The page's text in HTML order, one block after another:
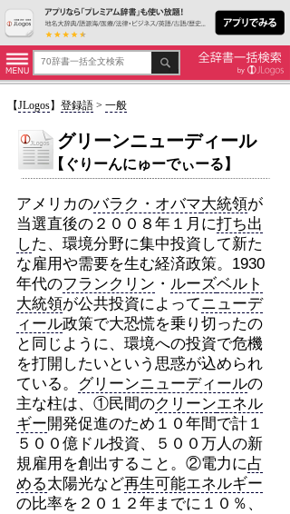
【JLogos】 登録語> 一般
グリーンニューディール
【ぐりーんにゅーでぃーる】
アメリカのバラク・オバマ大統領が
当選直後の２００８年１月に打ち出
した、環境分野に集中投資して新た
な雇用や需要を生む経済政策。1930
年代のフランクリン ・ ルーズベルト
大統領が公共投資によってニューデ
ィール政策で大恐慌を乗り切ったの
と同じように、環境への投資で危機
を打開したいという思惑が込められ
ている。
グリーンニューディールの
主な柱は、①民間のクリーンエネル
ギー開発促進のため１０年間で計１
５００億ドル投資、５００万人の新
規雇用を創出すること。②電力に占
める太陽光など再生可能エネルギー
の比率を２０１２年までに１０％、